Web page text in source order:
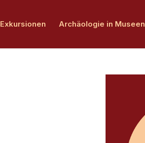
Exkursionen Archäologie in Museen